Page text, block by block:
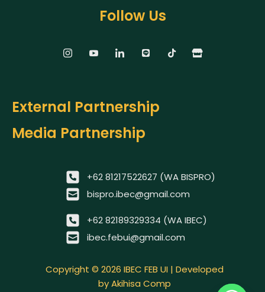
Follow Us
External Partnership
Media Partnership
+62 81217522627 (WA BISPRO)
bispro.ibec@gmail.com
+62 82189329334 (WA IBEC)
ibec.febui@gmail.com
Copyright © 2026 IBEC FEB UI | Developed
by Akihisa Comp